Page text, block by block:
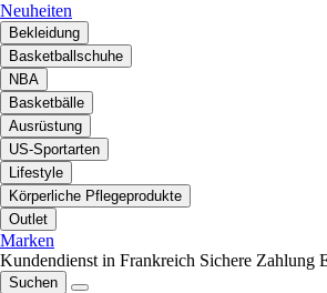
Neuheiten
Bekleidung
Basketballschuhe
NBA
Basketbälle
Ausrüstung
US-Sportarten
Lifestyle
Körperliche Pflegeprodukte
Outlet
Marken
Kundendienst in Frankreich Sichere Zahlung
Suchen